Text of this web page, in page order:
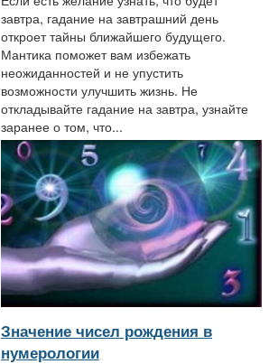
завтра, гадание на завтрашний день
откроет тайны ближайшего будущего.
Мантика поможет вам избежать
неожиданностей и не упустить
возможности улучшить жизнь. Не
откладывайте гадание на завтра, узнайте
заранее о том, что...
Значение чисел рождения в
нумерологии